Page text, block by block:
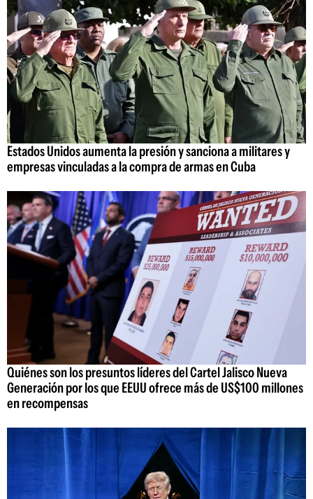
Estados Unidos aumenta la presión y sanciona a militares y
empresas vinculadas a la compra de armas en Cuba
Quiénes son los presuntos líderes del Cartel Jalisco Nueva
Generación por los que EEUU ofrece más de US$100 millones
en recompensas